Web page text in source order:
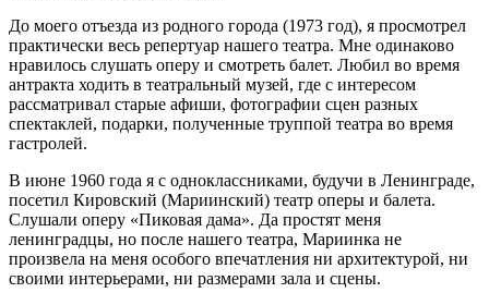
До моего отъезда из родного города (1973 год), я просмотрел
практически весь репертуар нашего театра. Мне одинаково
нравилось слушать оперу и смотреть балет. Любил во время
антракта ходить в театральный музей, где с интересом
рассматривал старые афиши, фотографии сцен разных
спектаклей, подарки, полученные труппой театра во время
гастролей.
В июне 1960 года я с одноклассниками, будучи в Ленинграде,
посетил Кировский (Мариинский) театр оперы и балета.
Слушали оперу «Пиковая дама». Да простят меня
ленинградцы, но после нашего театра, Мариинка не
произвела на меня особого впечатления ни архитектурой, ни
своими интерьерами, ни размерами зала и сцены.